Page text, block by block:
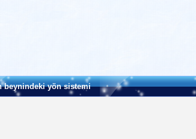
beynindeki yön sistemi